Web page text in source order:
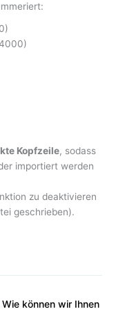
Kopfzeile, sodass
importiert werden
zu deaktivieren
geschrieben).
Wie können wir Ihnen